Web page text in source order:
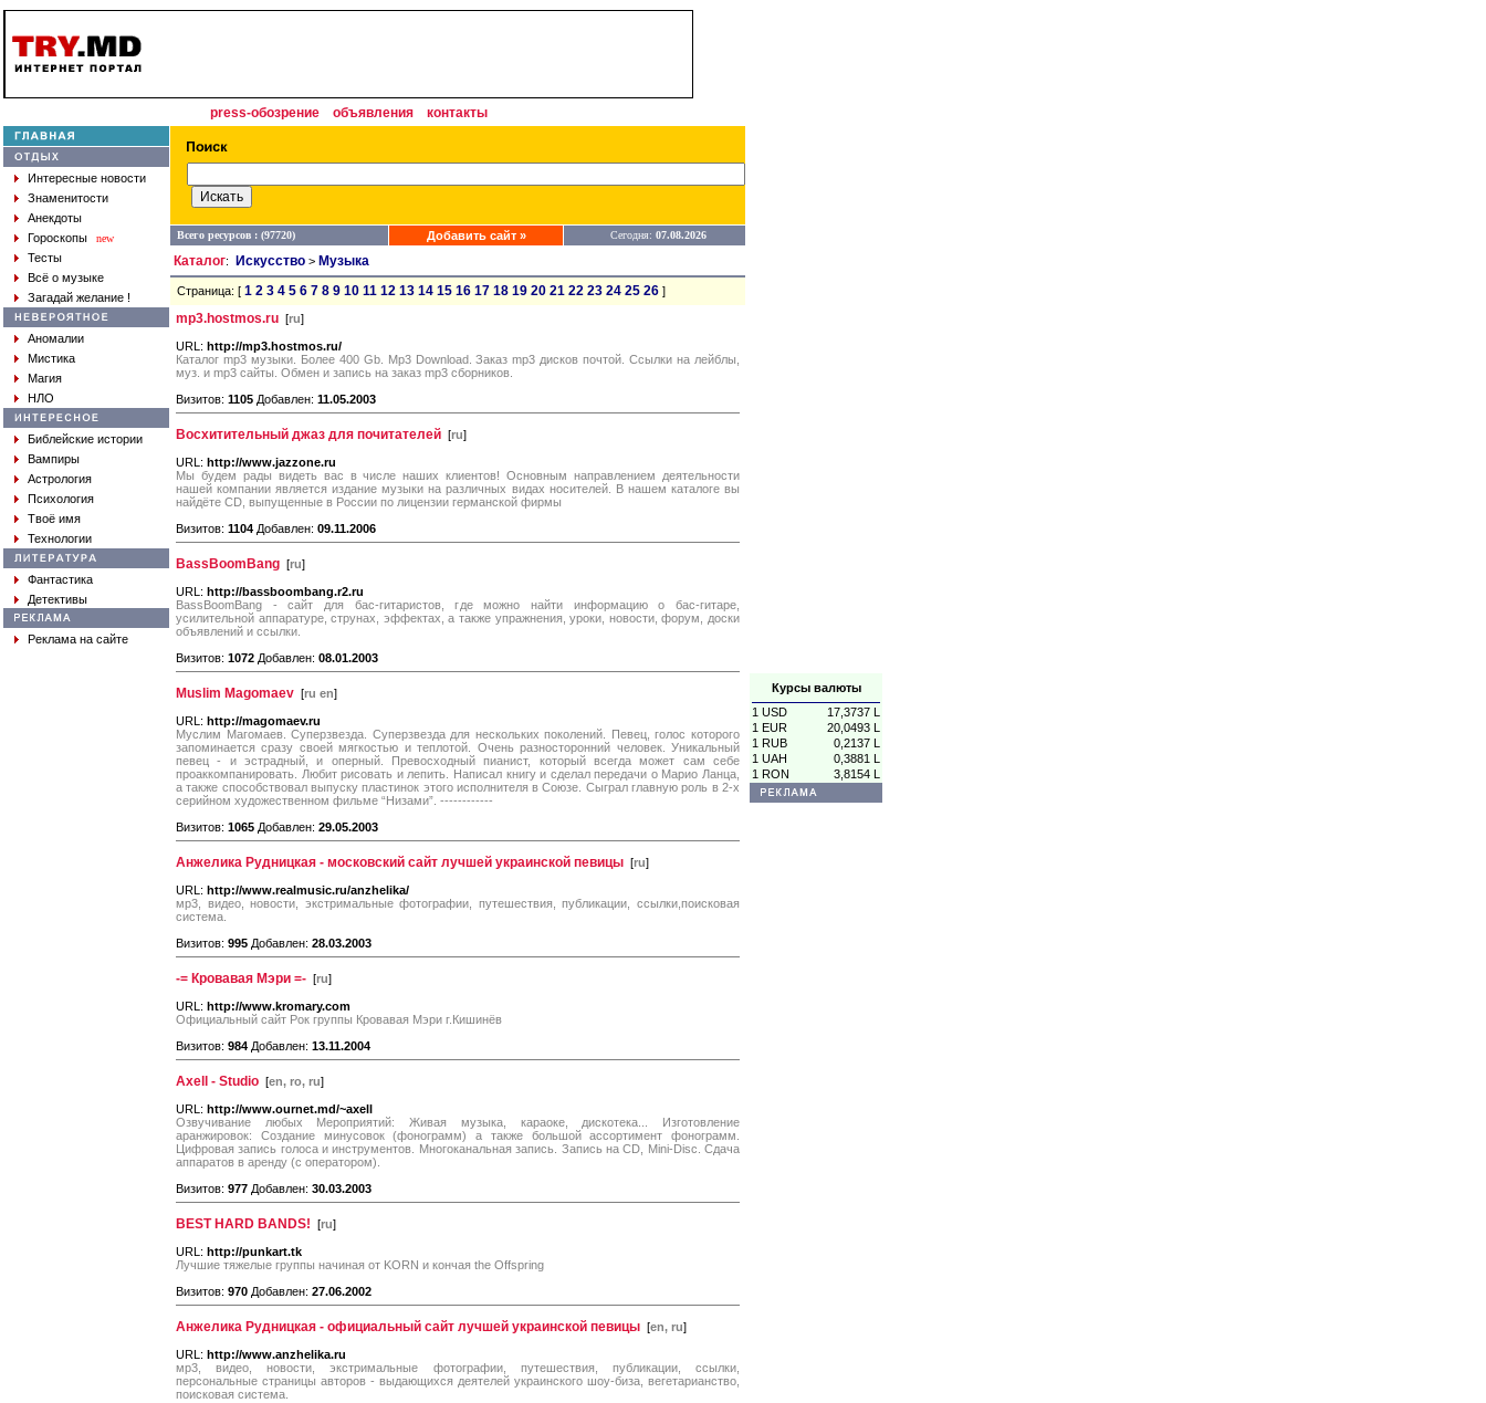
Курсы валюты
1 USD
17,3737 L
1 EUR
20,0493 L
1 RUB
0,2137 L
1 UAH
0,3881 L
1 RON
3,8154 L
press-обозрение объявления контакты
Интересные новости
Знаменитости
Анекдоты
Гороскопы
new
Тесты
Всё о музыке
Загадай желание !
Аномалии
Мистика
Магия
НЛО
Библейские истории
Вампиры
Астрология
Психология
Твоё имя
Технологии
Фантастика
Детективы
Реклама на сайте
Всего ресурсов : (97720) Добавить сайт » Сегодня: 07.08.2026
Каталог: Искусство > Музыка
Страница: [ 1 2 3 4 5 6 7 8 9 10 11 12 13 14 15 16 17 18 19 20 21 22 23 24 25 26 ]
mp3.hostmos.ru [ru]
URL: http://mp3.hostmos.ru/
Каталог mp3 музыки. Более 400 Gb. Mp3 Download. Заказ mp3 дисков почтой. Ссылки на лейблы,
муз. и mp3 сайты. Обмен и запись на заказ mp3 сборников.
Визитов: 1105 Добавлен: 11.05.2003
Восхитительный джаз для почитателей [ru]
URL: http://www.jazzone.ru
Мы будем рады видеть вас в числе наших клиентов! Основным направлением деятельности
нашей компании является издание музыки на различных видах носителей. В нашем каталоге вы
найдёте CD, выпущенные в России по лицензии германской фирмы
Визитов: 1104 Добавлен: 09.11.2006
BassBoomBang [ru]
URL: http://bassboombang.r2.ru
BassBoomBang - сайт для бас-гитаристов, где можно найти информацию о бас-гитаре,
усилительной аппаратуре, струнах, эффектах, а также упражнения, уроки, новости, форум, доски
объявлений и ссылки.
Визитов: 1072 Добавлен: 08.01.2003
Muslim Magomaev [ru en]
URL: http://magomaev.ru
Муслим Магомаев. Суперзвезда. Суперзвезда для нескольких поколений. Певец, голос которого
запоминается сразу своей мягкостью и теплотой. Очень разносторонний человек. Уникальный
певец - и эстрадный, и оперный. Превосходный пианист, который всегда может сам себе
проаккомпанировать. Любит рисовать и лепить. Написал книгу и сделал передачи о Марио Ланца,
а также способствовал выпуску пластинок этого исполнителя в Союзе. Сыграл главную роль в 2-х
серийном художественном фильме “Низами”. ------------
Визитов: 1065 Добавлен: 29.05.2003
Анжелика Рудницкая - московский сайт лучшей украинской певицы [ru]
URL: http://www.realmusic.ru/anzhelika/
мр3, видео, новости, экстримальные фотографии, путешествия, публикации, ссылки,поисковая
система.
Визитов: 995 Добавлен: 28.03.2003
-= Кровавая Мэри =- [ru]
URL: http://www.kromary.com
Официальный сайт Рок группы Кровавая Мэри г.Кишинёв
Визитов: 984 Добавлен: 13.11.2004
Axell - Studio [en, ro, ru]
URL: http://www.ournet.md/~axell
Озвучивание любых Мероприятий: Живая музыка, караоке, дискотека... Изготовление
аранжировок: Создание минусовок (фонограмм) а также большой ассортимент фонограмм.
Цифровая запись голоса и инструментов. Многоканальная запись. Запись на CD, Mini-Disc. Сдача
аппаратов в аренду (с оператором).
Визитов: 977 Добавлен: 30.03.2003
BEST HARD BANDS! [ru]
URL: http://punkart.tk
Лучшие тяжелые группы начиная от KORN и кончая the Offspring
Визитов: 970 Добавлен: 27.06.2002
Анжелика Рудницкая - официальный сайт лучшей украинской певицы [en, ru]
URL: http://www.anzhelika.ru
мр3, видео, новости, экстримальные фотографии, путешествия, публикации, ссылки,
персональные страницы авторов - выдающихся деятелей украинского шоу-биза, вегетарианство,
поисковая система.